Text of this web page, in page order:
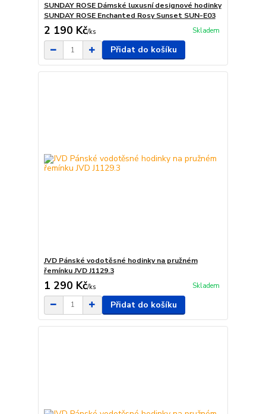
SUNDAY ROSE Dámské luxusní designové hodinky
SUNDAY ROSE Enchanted Rosy Sunset SUN-E03
2 190 Kč/ks Skladem
Přidat do košíku
JVD Pánské vodotěsné hodinky na pružném
řemínku JVD J1129.3
1 290 Kč/ks Skladem
Přidat do košíku